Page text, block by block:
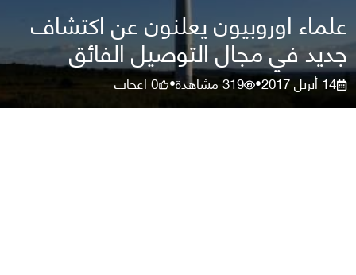
علماء اوروبيون يعلنون عن اكتشاف
جديد في مجال التوصيل الفائق
14 أبريل 2017 •
319مشاهدة•
0اعجاب